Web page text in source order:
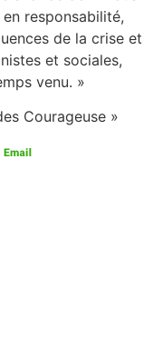
responsabilité,
de la crise et
et sociales,
venu. »
Courageuse »